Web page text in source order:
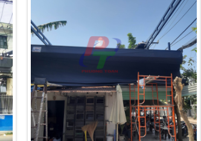
ĐÃ THI CÔNG KHÁC << CLICK TẠI ĐÂY